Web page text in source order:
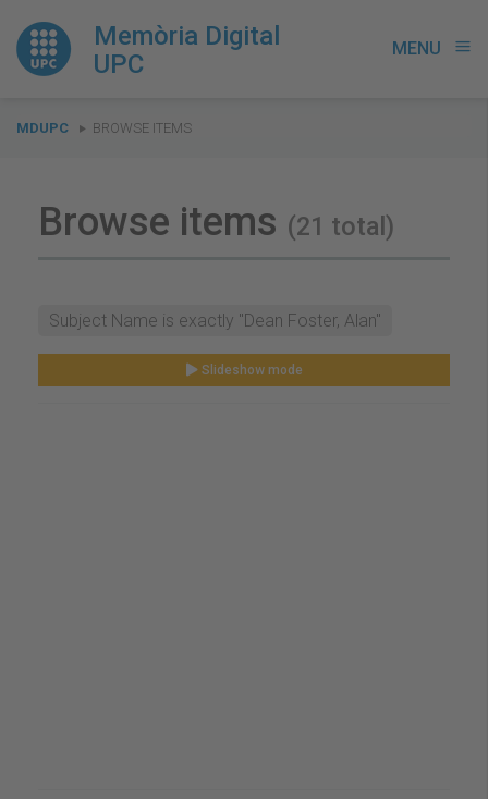
Memòria Digital
UPC
MENU menu
You
MDUPC BROWSE ITEMS
Browse items (21 total)
Subject Name is exactly "Dean Foster, Alan"
Slideshow mode